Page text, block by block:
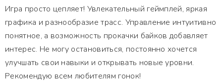
Игра просто цепляет! Увлекательный геймплей, яркая
графика и разнообразие трасс. Управление интуитивно
понятное, а возможность прокачки байков добавляет
интерес. Не могу остановиться, постоянно хочется
улучшать свои навыки и открывать новые уровни.
Рекомендую всем любителям гонок!